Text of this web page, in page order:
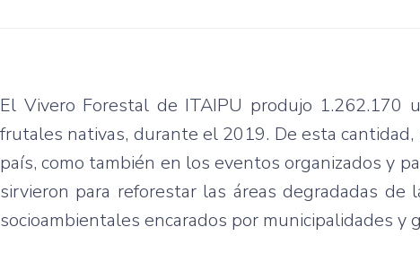
El Vivero Forestal de ITAIPU produjo 1.262.170
frutales nativas, durante el 2019. De esta
país, como también en los eventos organizados y
sirvieron para reforestar las áreas degradadas
socioambientales encarados por municipalidades y